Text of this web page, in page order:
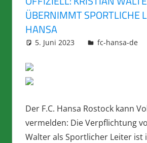
ÜBERNIMMT SPORTLICHE
HANSA
5. Juni 2023 hansa-
fc-hansa-de
Der F.C. Hansa Rostock kann
vermelden: Die Verpflichtung
Walter als Sportlicher Leiter ist